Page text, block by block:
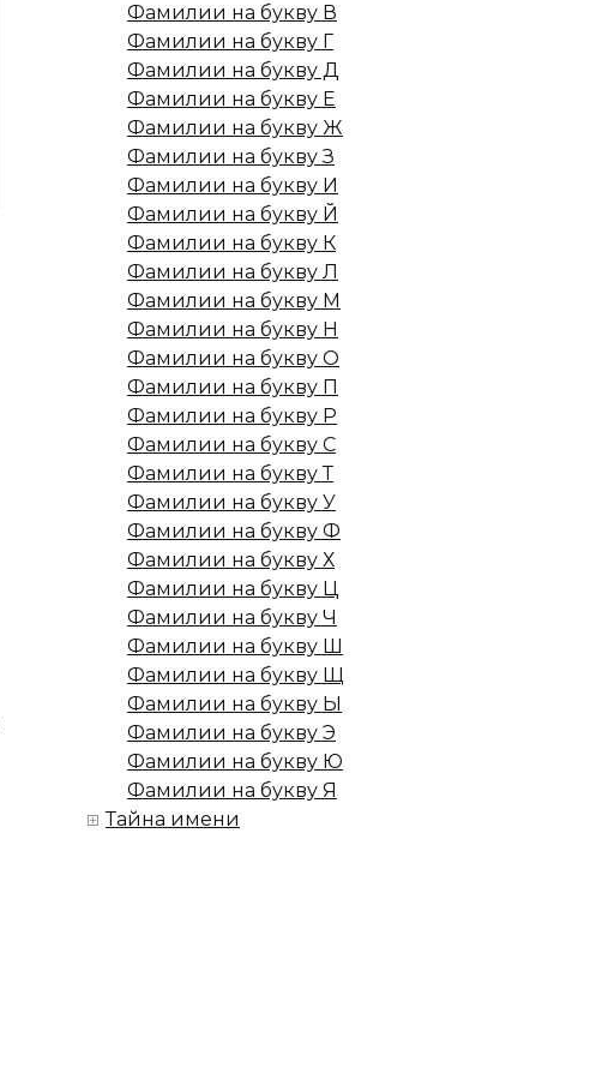
Фамилии на букву В
Фамилии на букву Г
Фамилии на букву Д
Фамилии на букву Е
Фамилии на букву Ж
Фамилии на букву З
Фамилии на букву И
Фамилии на букву Й
Фамилии на букву К
Фамилии на букву Л
Фамилии на букву М
Фамилии на букву Н
Фамилии на букву О
Фамилии на букву П
Фамилии на букву Р
Фамилии на букву С
Фамилии на букву Т
Фамилии на букву У
Фамилии на букву Ф
Фамилии на букву Х
Фамилии на букву Ц
Фамилии на букву Ч
Фамилии на букву Ш
Фамилии на букву Щ
Фамилии на букву Ы
Фамилии на букву Э
Фамилии на букву Ю
Фамилии на букву Я
Тайна имени